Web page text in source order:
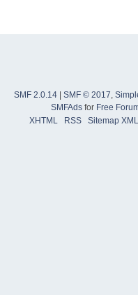
SMF 2.0.14 SMF © 2017
SMFAdsfor Free
XHTML
RSS Sitemap XML